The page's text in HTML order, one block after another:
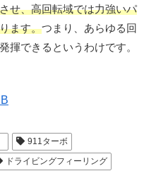
せ、高回転域では力強いパ
ます。つまり、あらゆる回
揮できるというわけです。
911ターボ
ドライビングフィーリング